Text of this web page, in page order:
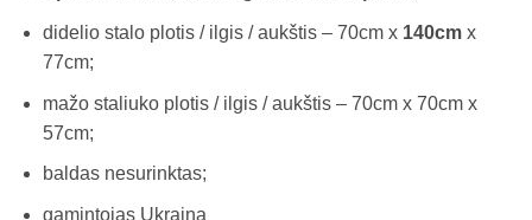
didelio stalo plotis / ilgis / aukštis – 70cm x 140cmx
77cm;
mažo staliuko plotis / ilgis / aukštis – 70cm x 70cm x
57cm;
baldas nesurinktas;
gamintojas Ukraina